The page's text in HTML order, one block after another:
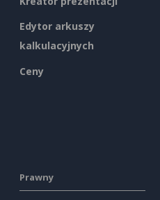
Edytor arkuszy
kalkulacyjnych
Ceny
Prawny